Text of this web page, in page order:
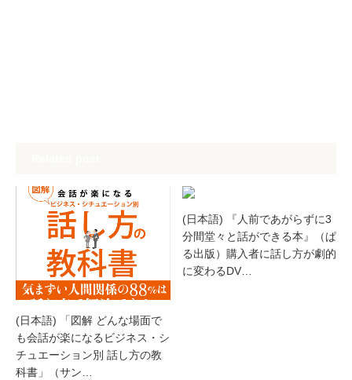
(日本語) 「図解 どんな場面で
も会話が楽になるビジネス・シ
チュエーション別 話し方の教
科書」（サン…
(日本語) 『人前であがらずに3
分間堂々と話ができる本』（ぱ
る出版）購入者に話し方が劇的
に変わるDV…